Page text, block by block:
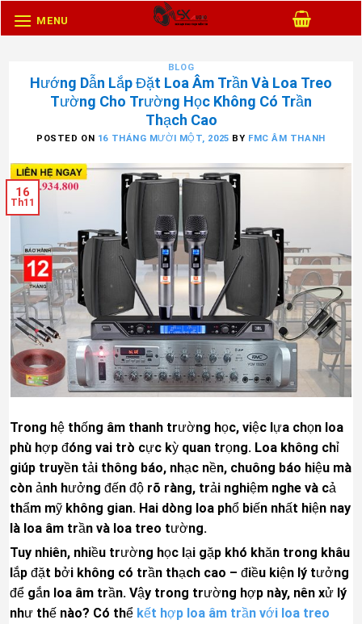
MENU
BLOG
Hướng Dẫn Lắp Đặt Loa Âm Trần Và Loa Treo
Tường Cho Trường Học Không Có Trần
Thạch Cao
POSTED ON 16 THÁNG MƯỜI MỘT, 2025 BY FMC ÂM THANH
16
Th11
Trong hệ thống âm thanh trường học, việc lựa chọn loa
phù hợp đóng vai trò cực kỳ quan trọng. Loa không chỉ
giúp truyền tải thông báo, nhạc nền, chuông báo hiệu mà
còn ảnh hưởng đến độ rõ ràng, trải nghiệm nghe và cả
thẩm mỹ không gian. Hai dòng loa phổ biến nhất hiện nay
là loa âm trần và loa treo tường.
Tuy nhiên, nhiều trường học lại gặp khó khăn trong khâu
lắp đặt bởi không có trần thạch cao – điều kiện lý tưởng
để gắn loa âm trần. Vậy trong trường hợp này, nên xử lý
như thế nào? Có thể kết hợp loa âm trần với loa treo